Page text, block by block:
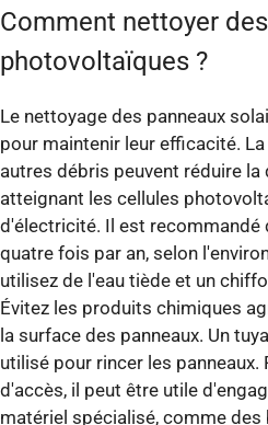
Comment nettoyer
photovoltaïques ?
Le nettoyage des panneaux
pour maintenir leur efficacité.
autres débris peuvent réduire
atteignant les cellules
d'électricité. Il est recommandé
quatre fois par an, selon
utilisez de l'eau tiède et un
Évitez les produits chimiques
la surface des panneaux. Un
utilisé pour rincer les
d'accès, il peut être utile
matériel spécialisé, comme